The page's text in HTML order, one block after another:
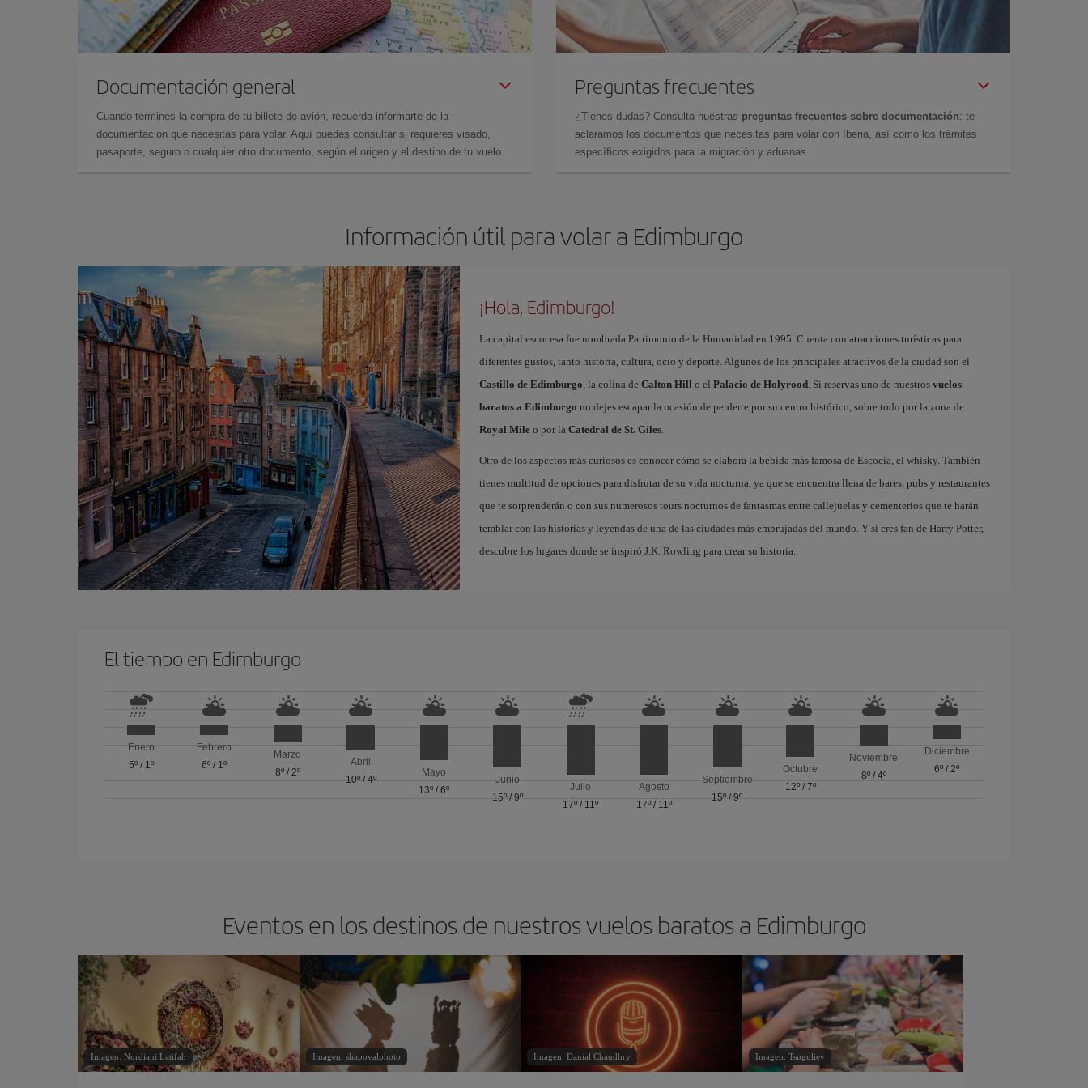
Documentación general
Cuando termines la compra de tu billete de avión, recuerda informarte de la
documentación que necesitas para volar. Aquí puedes consultar si requieres visado,
pasaporte, seguro o cualquier otro documento, según el origen y el destino de tu vuelo.
Preguntas frecuentes
¿Tienes dudas? Consulta nuestras preguntas frecuentes sobre documentación: te
aclaramos los documentos que necesitas para volar con Iberia, así como los trámites
específicos exigidos para la migración y aduanas.
Información útil para volar a Edimburgo
¡Hola, Edimburgo!
La capital escocesa fue nombrada Patrimonio de la Humanidad en 1995. Cuenta con atracciones turísticas para
diferentes gustos, tanto historia, cultura, ocio y deporte. Algunos de los principales atractivos de la ciudad son el
Castillo de Edimburgo, la colina de Calton Hill o el Palacio de Holyrood. Si reservas uno de nuestros vuelos
baratos a Edimburgo no dejes escapar la ocasión de perderte por su centro histórico, sobre todo por la zona de
Royal Mileo por la Catedral de St. Giles.
Otro de los aspectos más curiosos es conocer cómo se elabora la bebida más famosa de Escocia, el whisky. También
tienes multitud de opciones para disfrutar de su vida nocturna, ya que se encuentra llena de bares, pubs y restaurantes
que te sorprenderán o con sus numerosos tours nocturnos de fantasmas entre callejuelas y cementerios que te harán
temblar con las historias y leyendas de una de las ciudades más embrujadas del mundo. Y si eres fan de Harry Potter,
descubre los lugares donde se inspiró J.K. Rowling para crear su historia.
El tiempo en Edimburgo
Enero
5º/ 1º
Febrero
6º/ 1º
Marzo
8º/ 2º
Abril
10º/ 4º
Mayo
13º /6º
Junio
15º/ 9º
Julio
17º / 11º
Agosto
17º/ 11º
Septiembre
15º /9º
Octubre
12º/ 7º
Noviembre
8º/ 4º
Diciembre
6º / 2º
Eventos en los destinos de nuestros vuelos baratos a Edimburgo
Imagen: Nurdiani Latifah Imagen: shapovalphoto Imagen: Danial Chaudhry Imagen: Tsuguliev